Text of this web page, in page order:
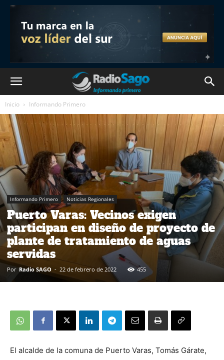
Inicio Informando Primero
Informando Primero Noticias Regionales
Puerto Varas: Vecinos exigen
participan en diseño de proyecto de
plante de tratamiento de aguas
servidas
Por Radio SAGO - 22 de febrero de 2022 455
El alcalde de la comuna de Puerto Varas, Tomás Gárate,